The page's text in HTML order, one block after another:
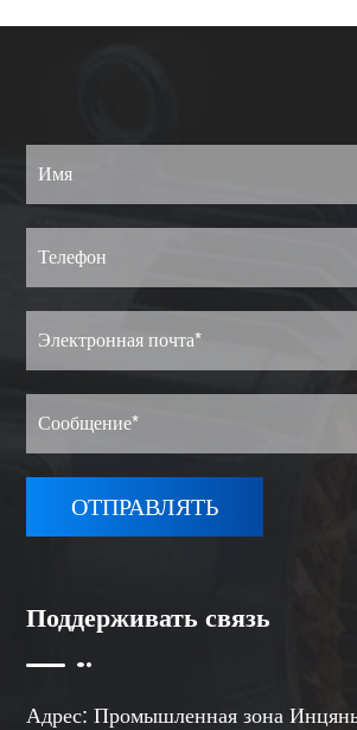
Поддерживать связь
Адрес: Промышленная зона